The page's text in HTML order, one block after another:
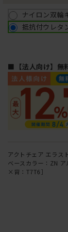
ナイロン双輪
抵抗付ウレタ
■【法人向け】無
アクトチェア エラス
ベースカラー：ZN
×背：T7T6］